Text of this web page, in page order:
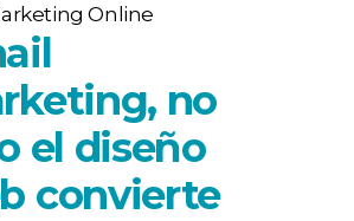
Online
no
el diseño
convierte